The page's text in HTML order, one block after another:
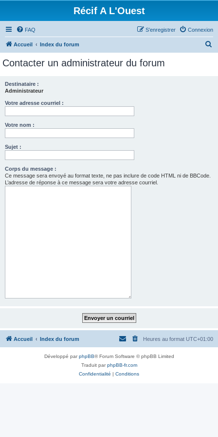
Récif A L'Ouest
FAQ Connexion
S’enregistrer
Accueil Index du forum
Contacter un administrateur du forum
Destinataire :
Administrateur
Votre adresse courriel :
Votre nom :
Sujet :
Corps du message :
Ce message sera envoyé au format texte, ne pas inclure de code HTML ni de BBCode.
L’adresse de réponse à ce message sera votre adresse courriel.
Accueil Index du forum Heures au format UTC+01:00
Développé parphpBB® Forum Software © phpBB Limited
Traduit parphpBB-fr.com
Confidentialité | Conditions